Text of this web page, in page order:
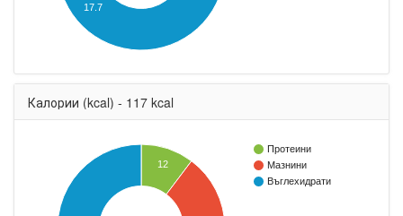
17.7
Калории (kcal) - 117 kcal
Протеини
Мазнини
Въглехидрати
12